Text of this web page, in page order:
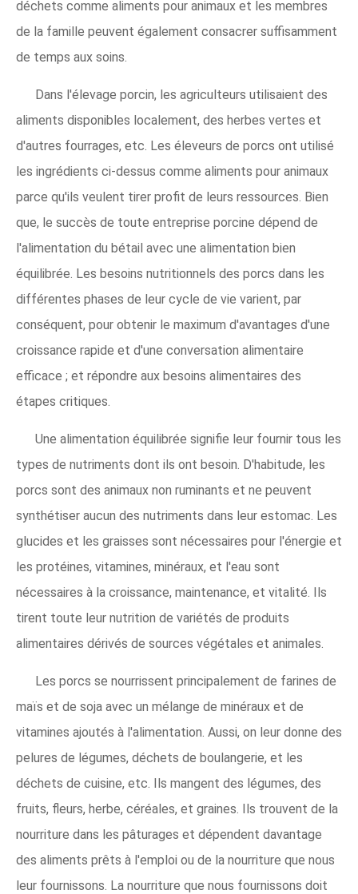
déchets comme aliments pour animaux et les membres
de la famille peuvent également consacrer suffisamment
de temps aux soins.
Dans l'élevage porcin, les agriculteurs utilisaient des
aliments disponibles localement, des herbes vertes et
d'autres fourrages, etc. Les éleveurs de porcs ont utilisé
les ingrédients ci-dessus comme aliments pour animaux
parce qu'ils veulent tirer profit de leurs ressources. Bien
que, le succès de toute entreprise porcine dépend de
l'alimentation du bétail avec une alimentation bien
équilibrée. Les besoins nutritionnels des porcs dans les
différentes phases de leur cycle de vie varient, par
conséquent, pour obtenir le maximum d'avantages d'une
croissance rapide et d'une conversation alimentaire
efficace ; et répondre aux besoins alimentaires des
étapes critiques.
Une alimentation équilibrée signifie leur fournir tous les
types de nutriments dont ils ont besoin. D'habitude, les
porcs sont des animaux non ruminants et ne peuvent
synthétiser aucun des nutriments dans leur estomac. Les
glucides et les graisses sont nécessaires pour l'énergie et
les protéines, vitamines, minéraux, et l'eau sont
nécessaires à la croissance, maintenance, et vitalité. Ils
tirent toute leur nutrition de variétés de produits
alimentaires dérivés de sources végétales et animales.
Les porcs se nourrissent principalement de farines de
maïs et de soja avec un mélange de minéraux et de
vitamines ajoutés à l'alimentation. Aussi, on leur donne des
pelures de légumes, déchets de boulangerie, et les
déchets de cuisine, etc. Ils mangent des légumes, des
fruits, fleurs, herbe, céréales, et graines. Ils trouvent de la
nourriture dans les pâturages et dépendent davantage
des aliments prêts à l'emploi ou de la nourriture que nous
leur fournissons. La nourriture que nous fournissons doit